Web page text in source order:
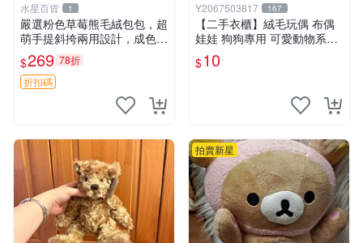
水星百貨 1
嚴選粉色草莓熊毛絨包包，超
萌手提斜挎兩用設計，成色上
佳容量大 粉紅草莓 毛絨包 超
大容量
$269 78折
折扣碼
Y2067503817 167
【二手衣櫃】絨毛玩偶 布偶
娃娃 狗狗專用 可愛動物系列
耐咬耐磨玩具 玩偶 粉紅熊寵
物玩具 1120929
$10
拍賣新星